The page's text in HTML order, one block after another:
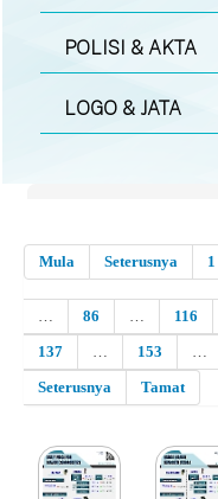
POLISI & AKTA
LOGO & JATA
Mula Seterusnya 1
…
86 … 116
137
… 153 …
Seterusnya
Tamat